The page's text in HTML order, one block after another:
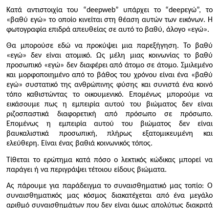
Κατά αντιστοιχία του “deepweb” υπάρχει το “deepεγώ”, το
«βαθύ εγώ» το οποίο κινείται στη θέαση αυτών των εικόνων. Η
φωτογραφία επιδρά απευθείας σε αυτό το βαθύ, άλογο «εγώ».
Θα μπορούσε εδώ να προκύψει μια παρεξήγηση. Το βαθύ
«εγώ» δεν είναι ατομικό. Ως μέλη μιας κοινωνίας το βαθύ
προσωπικό «εγώ» δεν διαφέρει από άτομο σε άτομο. Σμιλεμένο
και μορφοποιημένο από το βάθος του χρόνου είναι ένα «βαθύ
εγώ» συστατικό της ανθρώπινης φύσης και συνιστά ένα κοινό
τόπο καθιστώντας το οικουμενικό. Επομένως μπορούμε να
εικάσουμε πως η εμπειρία αυτού του βιώματος δεν είναι
ριζοσπαστικά διαφορετική από πρόσωπο σε πρόσωπο.
Επομένως η εμπειρία αυτού του βιώματος δεν είναι
βαυκαλιστικά προσωπική, πλήρως εξατομικευμένη και
ελεύθερη. Είναι ένας βαθιά κοινωνικός τόπος.
Τίθεται το ερώτημα κατά πόσο ο λεκτικός κώδικας μπορεί να
παράγει ή να περιγράψει τέτοιου είδους βιώματα.
Ας πάρουμε για παράδειγμα το συναισθηματικό μας τοπίο: Ο
συναισθηματικός μας κόσμος διακατέχεται από ένα μεγάλο
αριθμό συναισθημάτων που δεν είναι όμως απολύτως διακριτά